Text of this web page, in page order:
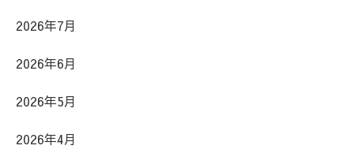
2026年7月
2026年6月
2026年5月
2026年4月